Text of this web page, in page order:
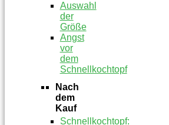
Auswahl
der
Größe
Angst
vor
dem
Schnellkochtopf
Nach
dem
Kauf
Schnellkochtopf: